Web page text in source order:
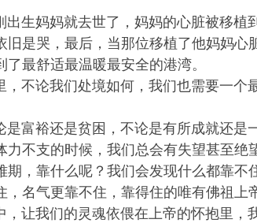
生妈妈就去世了，妈妈的心脏被移植
旧是哭，最后，当那位移植了他妈妈心
最舒适最温暖最安全的港湾。
不论我们处境如何，我们也需要一个
富裕还是贫困，不论是有所成就还是
不支的时候，我们总会有失望甚至绝
，靠什么呢？我们会发现什么都靠不
名气更靠不住，靠得住的唯有佛祖上
，让我们的灵魂依偎在上帝的怀抱里，